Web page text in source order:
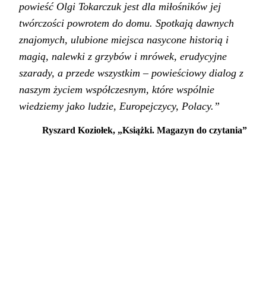
powieść Olgi Tokarczuk jest dla miłośników jej
twórczości powrotem do domu. Spotkają dawnych
znajomych, ulubione miejsca nasycone historią i
magią, nalewki z grzybów i mrówek, erudycyjne
szarady, a przede wszystkim – powieściowy dialog z
naszym życiem współczesnym, które wspólnie
wiedziemy jako ludzie, Europejczycy, Polacy.”
Ryszard Koziołek, „Książki. Magazyn do czytania”